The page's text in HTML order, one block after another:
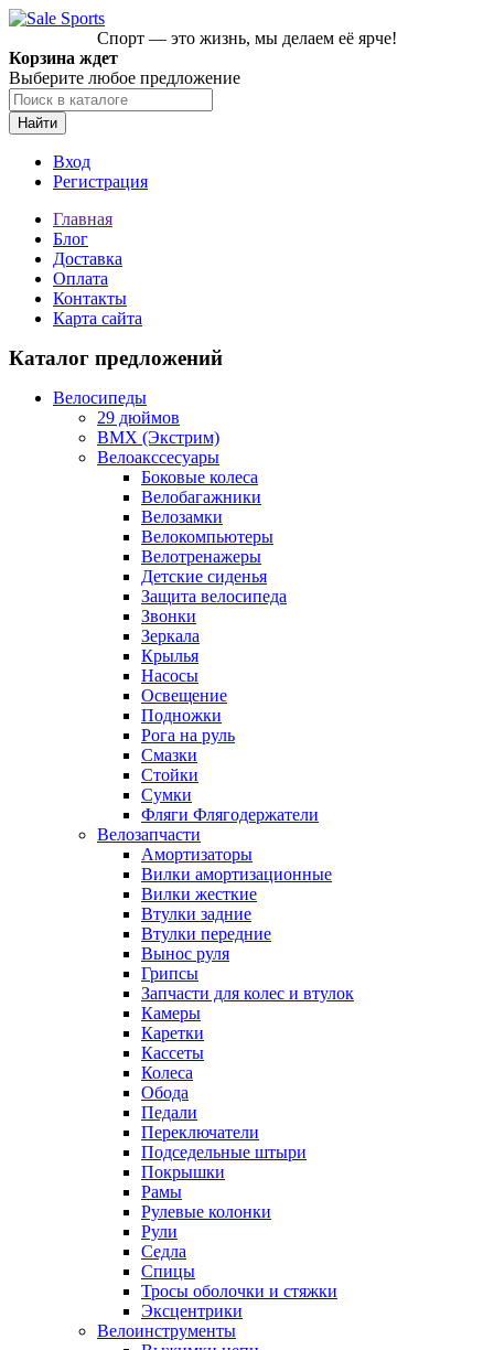
Спорт — это жизнь, мы делаем её ярче!
Корзина ждет
Выберите любое предложение
Найти
Вход
Регистрация
Главная
Блог
Доставка
Оплата
Контакты
Карта сайта
Каталог предложений
Велосипеды
29 дюймов
BMX (Экстрим)
Велоакссесуары
Боковые колеса
Велобагажники
Велозамки
Велокомпьютеры
Велотренажеры
Детские сиденья
Защита велосипеда
Звонки
Зеркала
Крылья
Насосы
Освещение
Подножки
Рога на руль
Смазки
Стойки
Сумки
Фляги Флягодержатели
Велозапчасти
Амортизаторы
Вилки амортизационные
Вилки жесткие
Втулки задние
Втулки передние
Вынос руля
Грипсы
Запчасти для колес и втулок
Камеры
Каретки
Кассеты
Колеса
Обода
Педали
Переключатели
Подседельные штыри
Покрышки
Рамы
Рулевые колонки
Рули
Седла
Спицы
Тросы оболочки и стяжки
Эксцентрики
Велоинструменты